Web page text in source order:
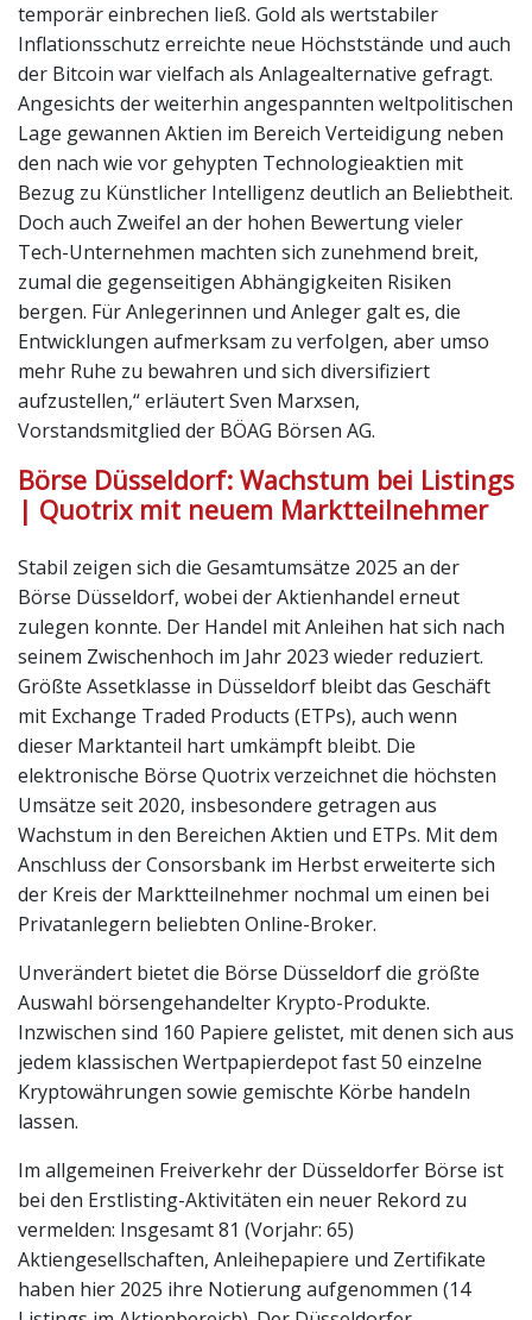
temporär einbrechen ließ. Gold als wertstabiler
Inflationsschutz erreichte neue Höchststände und auch
der Bitcoin war vielfach als Anlagealternative gefragt.
Angesichts der weiterhin angespannten weltpolitischen
Lage gewannen Aktien im Bereich Verteidigung neben
den nach wie vor gehypten Technologieaktien mit
Bezug zu Künstlicher Intelligenz deutlich an Beliebtheit.
Doch auch Zweifel an der hohen Bewertung vieler
Tech-Unternehmen machten sich zunehmend breit,
zumal die gegenseitigen Abhängigkeiten Risiken
bergen. Für Anlegerinnen und Anleger galt es, die
Entwicklungen aufmerksam zu verfolgen, aber umso
mehr Ruhe zu bewahren und sich diversifiziert
aufzustellen,“ erläutert Sven Marxsen,
Vorstandsmitglied der BÖAG Börsen AG.
Börse Düsseldorf: Wachstum bei Listings
| Quotrix mit neuem Marktteilnehmer
Stabil zeigen sich die Gesamtumsätze 2025 an der
Börse Düsseldorf, wobei der Aktienhandel erneut
zulegen konnte. Der Handel mit Anleihen hat sich nach
seinem Zwischenhoch im Jahr 2023 wieder reduziert.
Größte Assetklasse in Düsseldorf bleibt das Geschäft
mit Exchange Traded Products (ETPs), auch wenn
dieser Marktanteil hart umkämpft bleibt. Die
elektronische Börse Quotrix verzeichnet die höchsten
Umsätze seit 2020, insbesondere getragen aus
Wachstum in den Bereichen Aktien und ETPs. Mit dem
Anschluss der Consorsbank im Herbst erweiterte sich
der Kreis der Marktteilnehmer nochmal um einen bei
Privatanlegern beliebten Online-Broker.
Unverändert bietet die Börse Düsseldorf die größte
Auswahl börsengehandelter Krypto-Produkte.
Inzwischen sind 160 Papiere gelistet, mit denen sich aus
jedem klassischen Wertpapierdepot fast 50 einzelne
Kryptowährungen sowie gemischte Körbe handeln
lassen.
Im allgemeinen Freiverkehr der Düsseldorfer Börse ist
bei den Erstlisting-Aktivitäten ein neuer Rekord zu
vermelden: Insgesamt 81 (Vorjahr: 65)
Aktiengesellschaften, Anleihepapiere und Zertifikate
haben hier 2025 ihre Notierung aufgenommen (14